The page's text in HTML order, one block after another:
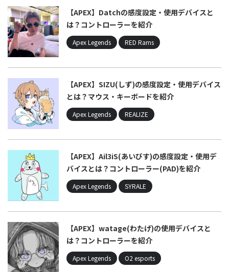
【APEX】Datchの感度設定・使用デバイスと
は？コントローラーを紹介
Apex Legends RED Rams
【APEX】SIZU(しず)の感度設定・使用デバイス
とは？マウス・キーボードを紹介
Apex Legends REALIZE
【APEX】Ail3iS(あいびす)の感度設定・使用デ
バイスとは？コントローラー(PAD)を紹介
Apex Legends SYRALE
【APEX】watage(わたげ)の使用デバイスと
は？コントローラーを紹介
Apex Legends O2 esports